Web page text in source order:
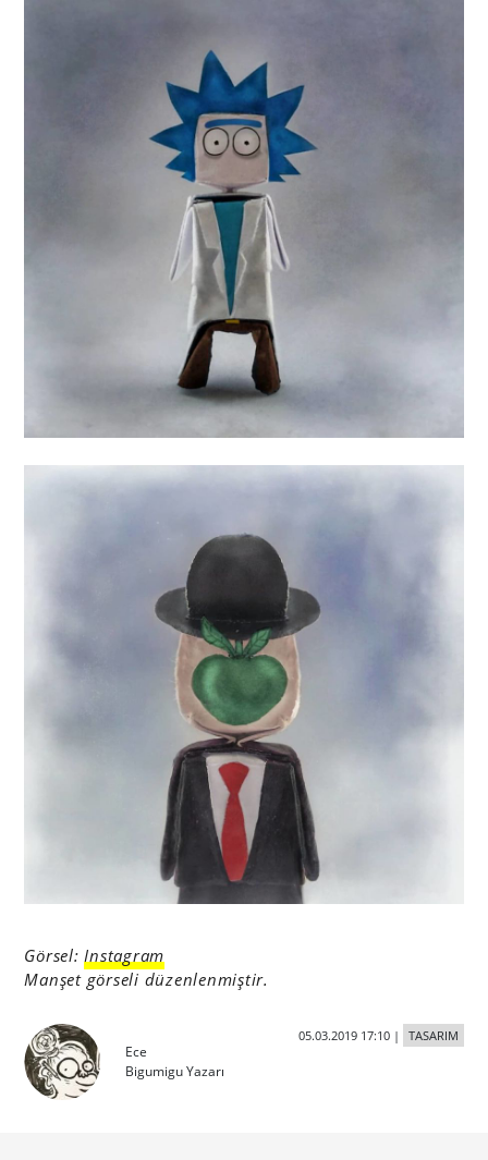
Görsel:Instagram
Manşet görseli düzenlenmiştir.
Ece
Bigumigu Yazarı
05.03.2019 17:10| TASARIM